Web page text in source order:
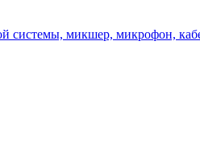
системы, микшер, микрофон,